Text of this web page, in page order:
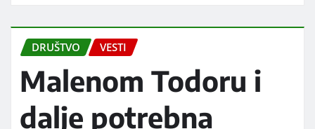
DRUŠTVO VESTI
Malenom Todoru i
dalje potrebna